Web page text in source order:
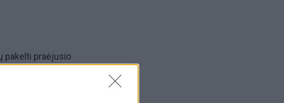
pakelti praėjusio